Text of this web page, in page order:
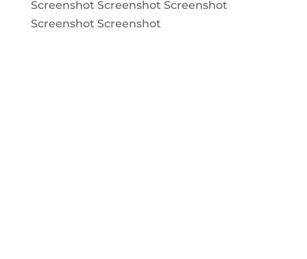
Screenshot Screenshot Screenshot
Screenshot Screenshot